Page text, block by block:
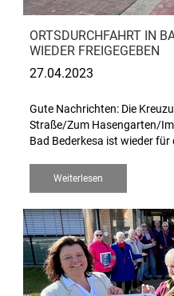
ORTSDURCHFAHRT IN
WIEDER FREIGEGEBEN
27.04.2023
Gute Nachrichten: Die
Straße/Zum Hasengarten/
Bad Bederkesa ist wieder
Weiterlesen